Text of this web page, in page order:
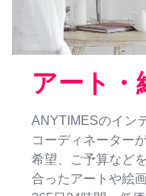
アート・
ANYTIMESのイン
コーディネーター
希望、ご予算など
合ったアートや絵